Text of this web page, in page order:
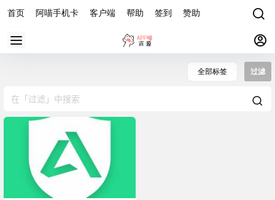
首页 阿喵手机卡 客户端 帮助 签到 赞助
全部标签 过滤